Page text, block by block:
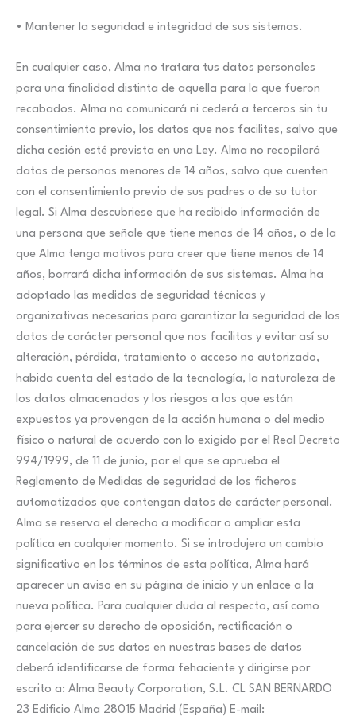
• Mantener la seguridad e integridad de sus sistemas.
En cualquier caso, Alma no tratara tus datos personales
para una finalidad distinta de aquella para la que fueron
recabados. Alma no comunicará ni cederá a terceros sin tu
consentimiento previo, los datos que nos facilites, salvo que
dicha cesión esté prevista en una Ley. Alma no recopilará
datos de personas menores de 14 años, salvo que cuenten
con el consentimiento previo de sus padres o de su tutor
legal. Si Alma descubriese que ha recibido información de
una persona que señale que tiene menos de 14 años, o de la
que Alma tenga motivos para creer que tiene menos de 14
años, borrará dicha información de sus sistemas. Alma ha
adoptado las medidas de seguridad técnicas y
organizativas necesarias para garantizar la seguridad de los
datos de carácter personal que nos facilitas y evitar así su
alteración, pérdida, tratamiento o acceso no autorizado,
habida cuenta del estado de la tecnología, la naturaleza de
los datos almacenados y los riesgos a los que están
expuestos ya provengan de la acción humana o del medio
físico o natural de acuerdo con lo exigido por el Real Decreto
994/1999, de 11 de junio, por el que se aprueba el
Reglamento de Medidas de seguridad de los ficheros
automatizados que contengan datos de carácter personal.
Alma se reserva el derecho a modificar o ampliar esta
política en cualquier momento. Si se introdujera un cambio
significativo en los términos de esta política, Alma hará
aparecer un aviso en su página de inicio y un enlace a la
nueva política. Para cualquier duda al respecto, así como
para ejercer su derecho de oposición, rectificación o
cancelación de sus datos en nuestras bases de datos
deberá identificarse de forma fehaciente y dirigirse por
escrito a: Alma Beauty Corporation, S.L. CL SAN BERNARDO
23 Edificio Alma 28015 Madrid (España) E-mail: